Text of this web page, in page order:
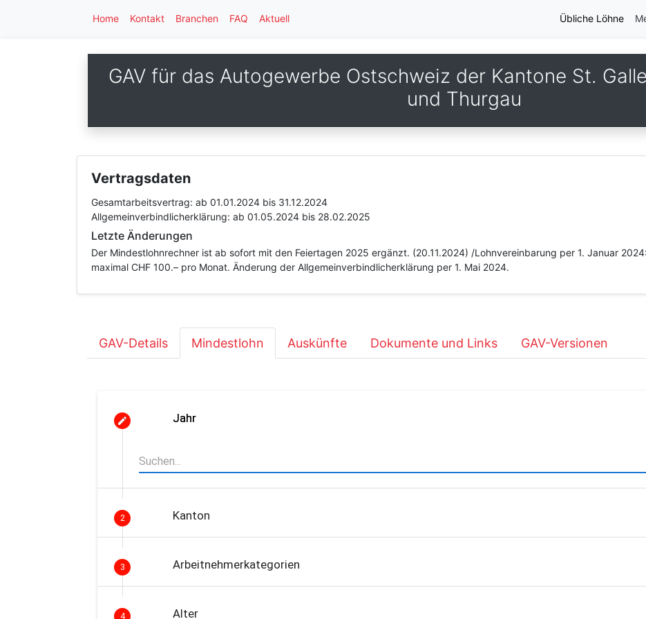
Home Kontakt Branchen FAQ Aktuell Übliche Löhne
GAV für das Autogewerbe Ostschweiz der Kantone St.
und Thurgau
Vertragsdaten
Gesamtarbeitsvertrag: ab 01.01.2024 bis 31.12.2024
Allgemeinverbindlicherklärung: ab 01.05.2024 bis 28.02.2025
Letzte Änderungen
Der Mindestlohnrechner ist ab sofort mit den Feiertagen 2025 ergänzt. (20.11.2024) /Lohnvereinbarung per 1. Januar
maximal CHF 100.– pro Monat. Änderung der Allgemeinverbindlicherklärung per 1. Mai 2024.
GAV-Details Mindestlohn Auskünfte Dokumente und Links GAV-Versionen
Jahr
2 Kanton
3 Arbeitnehmerkategorien
4 Alter